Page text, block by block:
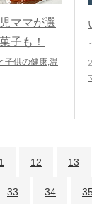
ママが選
子も！
子供の健康,温
12 13
33 34